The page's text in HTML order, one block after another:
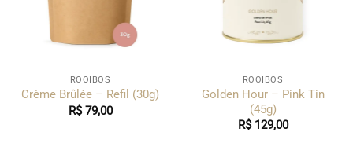
ROOIBOS
Crème Brûlée – Refil (30g)
R$79,00
ROOIBOS
Golden Hour – Pink Tin
(45g)
R$129,00